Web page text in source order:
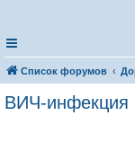
Список форумов
ВИЧ-инфекция